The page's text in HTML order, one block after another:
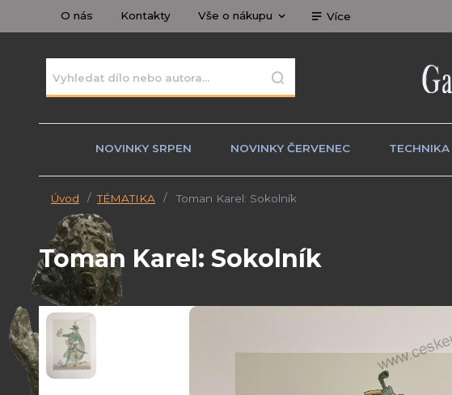
O nás Kontakty Vše o nákupu Více
NOVINKY SRPEN NOVINKY ČERVENEC TECHNIKA
Úvod TÉMATIKA Toman Karel: Sokolník
Toman Karel: Sokolník